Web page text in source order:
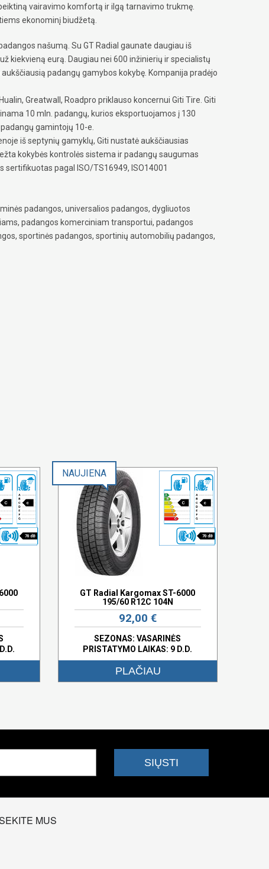
vairavimo komfortą ir ilgą tarnavimo trukmę.
ekonominį biudžetą.
našumą. Su GT Radial gaunate daugiau iš
kiekvieną eurą. Daugiau nei 600 inžinierių ir specialistų
padangų gamybos kokybę. Kompanija pradėjo
Greatwall, Roadpro priklauso koncernui Giti Tire. Giti
10 mln. padangų, kurios eksportuojamos į 130
gamintojų 10-e.
iš septynių gamyklų, Giti nustatė aukščiausias
kokybės kontrolės sistema ir padangų saugumas
pagal ISO/TS16949, ISO14001
padangos, universalios padangos, dygliuotos
padangos komerciniam transportui, padangos
sportinės padangos, sportinių automobilių padangos,
C c
70 dB
C c
70 dB
NAUJIENA
GT Radial Kargomax ST-6000
195/60 R12C 104N
92,00 €
SEZONAS: VASARINĖS
PRISTATYMO LAIKAS: 9 D.D.
PLAČIAU
MUS